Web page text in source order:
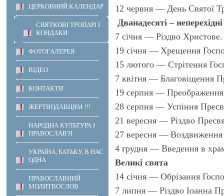
ЦЕРКОВНИЙ КАЛЕНДАР
СВЯТКОВІ ТРОПАРІ І
КОНДАКИ
ФОТОГАЛЕРЕЯ
ВІДЕО
КОНТАКТИ
ЖЕРТВОДАВЦЯМ !!!
НАРОДНА КУЛЬТУРА І
ПРАВОСЛАВ'Я
УКРАЇНА, БАТЬКУ, В НАС
ОДНА
ПРАВОСЛАВНИЙ
МОЛИТВОСЛОВ
12 червня — День Святої
Дванадесяті – неперехідні
7 січня — Різдво Христове.
19 січня — Хрещення
15 лютого — Стрітення
7 квітня — Благовіщення
19 серпня — Преображення
28 серпня — Успіння
21 вересня — Різдво
27 вересня — Воздвиження
4 грудня — Введення в
Великі свята
14 січня — Обрізання
7 липня — Різдво Іоанна